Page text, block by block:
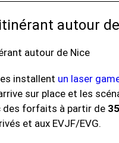
autour
installent un laser
sur place et les
des forfaits à partir de
et aux EVJF/EVG.